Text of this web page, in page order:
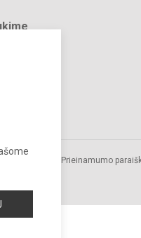
Prieinamumo